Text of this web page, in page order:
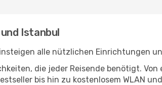
Istanbul
alle nützlichen Einrichtungen
die jeder Reisende benötigt.
bis hin zu kostenlosem WLAN